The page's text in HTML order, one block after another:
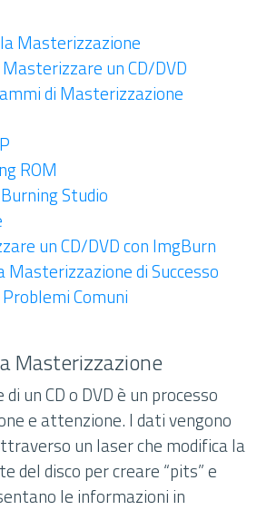
Masterizzazione
un CD/DVD
di Masterizzazione
ROM
Studio
un CD/DVD con ImgBurn
Masterizzazione di Successo
Comuni
Masterizzazione
un CD o DVD è un processo
e attenzione. I dati vengono
un laser che modifica la
del disco per creare “pits” e
le informazioni in